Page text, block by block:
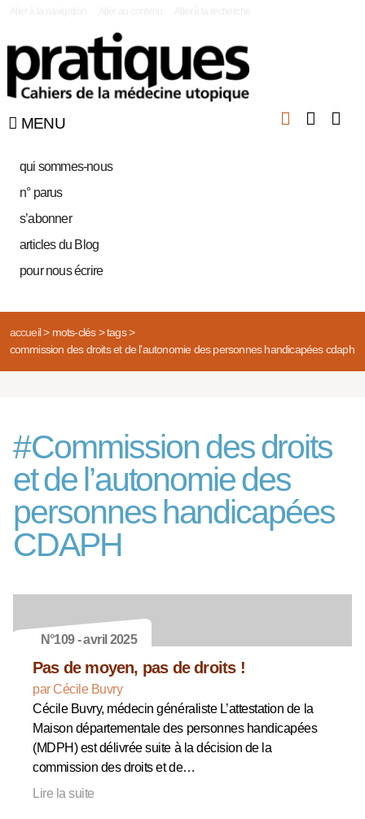
MENU
qui sommes-nous
n° parus
s’abonner
articles du Blog
pour nous écrire
accueil> mots-clés> tags>
commission des droits et de l’autonomie des personnes handicapées cdaph
#Commission des droits
et de l’autonomie des
personnes handicapées
CDAPH
N°109 - avril 2025
Pas de moyen, pas de droits !
par Cécile Buvry
Cécile Buvry, médecin généraliste L’attestation de la
Maison départementale des personnes handicapées
(MDPH) est délivrée suite à la décision de la
commission des droits et de…
Lire la suite